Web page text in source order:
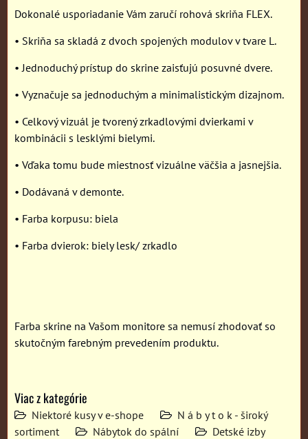
Dokonalé usporiadanie Vám zaručí rohová skriňa FLEX.
• Skriňa sa skladá z dvoch spojených modulov v tvare L.
• Jednoduchý prístup do skrine zaisťujú posuvné dvere.
• Vyznačuje sa jednoduchým a minimalistickým dizajnom.
• Celkový vizuál je tvorený zrkadlovými dvierkami v
kombinácii s lesklými bielymi.
• Vďaka tomu bude miestnosť vizuálne väčšia a jasnejšia.
• Dodávaná v demonte.
• Farba korpusu: biela
• Farba dvierok: biely lesk/ zrkadlo
Farba skrine na Vašom monitore sa nemusí zhodovať so
skutočným farebným prevedením produktu.
Viac z kategórie
Niektoré kusy v e-shope
N á b y t o k - široký
sortiment
Nábytok do spální
Detské izby